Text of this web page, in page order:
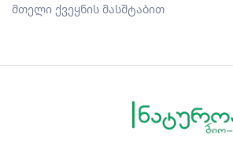
მთელი ქვეყნის მასშტაბით